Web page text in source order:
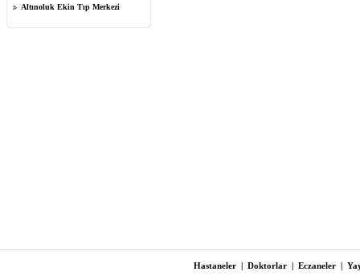
Altınoluk Ekin Tıp Merkezi
Hastaneler | Doktorlar | Eczaneler |